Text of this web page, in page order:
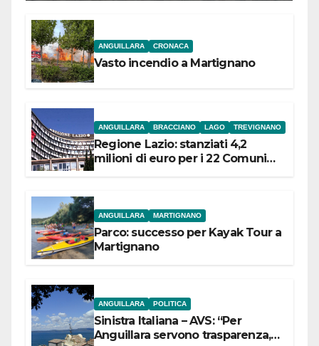
ANGUILLARA CRONACA
Vasto incendio a Martignano
ANGUILLARA BRACCIANO LAGO TREVIGNANO
Regione Lazio: stanziati 4,2
milioni di euro per i 22 Comuni
ANGUILLARA MARTIGNANO
Parco: successo per Kayak Tour a
Martignano
ANGUILLARA POLITICA
Sinistra Italiana – AVS: “Per
Anguillara servono trasparenza,